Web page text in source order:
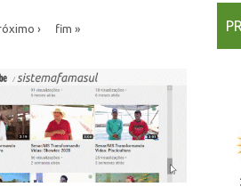
› fim »